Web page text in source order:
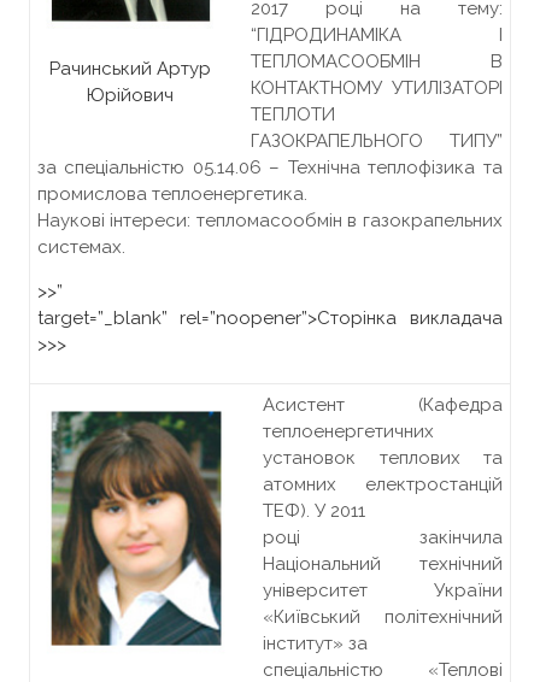
Рачинський Артур
Юрійович
2017 році на тему:
“ГІДРОДИНАМІКА І
ТЕПЛОМАСООБМІН В
КОНТАКТНОМУ УТИЛІЗАТОРІ
ТЕПЛОТИ
ГАЗОКРАПЕЛЬНОГО ТИПУ”
за спеціальністю 05.14.06 – Технічна теплофізика та
промислова теплоенергетика.
Наукові інтереси: тепломасообмін в газокрапельних
системах.
>>”
target=”_blank” rel=”noopener”>Сторінка викладача
>>>
Асистент (Кафедра
теплоенергетичних
установок теплових та
атомних електростанцій
ТЕФ). У 2011
році закінчила
Національний технічний
університет України
«Київський політехнічний
інститут» за
спеціальністю «Теплові